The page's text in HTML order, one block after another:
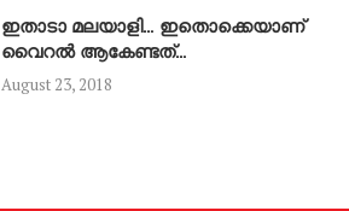
ഇതാടാ മലയാളി… ഇതൊക്കെയാണ്
വൈറൽ ആകേണ്ടത്…
August 23, 2018